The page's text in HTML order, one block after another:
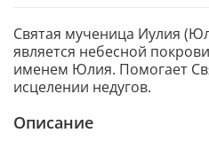
Святая мученица Иулия
является небесной
именем Юлия. Помогает
исцелении недугов.
Описание